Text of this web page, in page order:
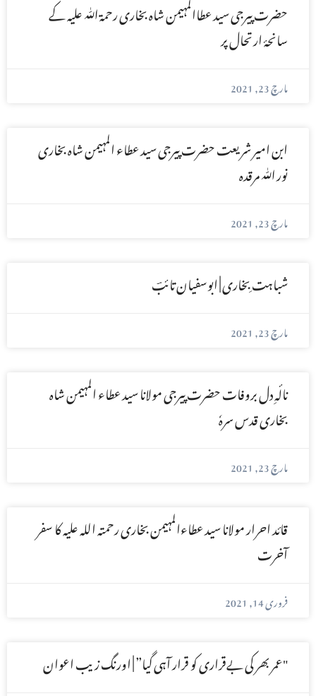
حضرت پیرجی سید عطاالمہیمن شاہ بخاری رحمۃ ﷲ علیہ کے
سانحۂ ارتحال پر
مارچ 23, 2021
ابن امیر شریعت حضرت پیرجی سید عطاء المہیمن شاہ بخاری
نور ﷲ مرقدہ
مارچ 23, 2021
شباہت ِبخاری | ابوسفیان تائبؔ
مارچ 23, 2021
نالٔہِ دل بروفات حضرت پیرجی مولانا سید عطاء المہیمن شاہ
بخاری قدس سرہٗ
مارچ 23, 2021
قائد احرار مولانا سید عطاءالمہیمن بخاری رحمتہ اللہ علیہ کا سفر
آخرت
فروری 14, 2021
"عمر بھر کی بےقراری کو قرار آہی گیا” | اورنگ زیب اعوان